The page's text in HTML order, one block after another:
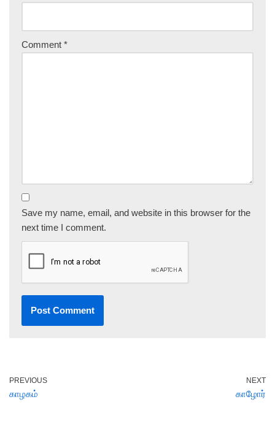
Comment *
Save my name, email, and website in this browser for the
next time I comment.
PREVIOUS
காழகம்
NEXT
காழோர்